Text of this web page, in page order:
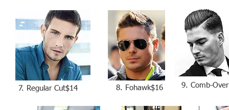
7. Regular Cut$14 8. Fohawk$16 9. Comb-